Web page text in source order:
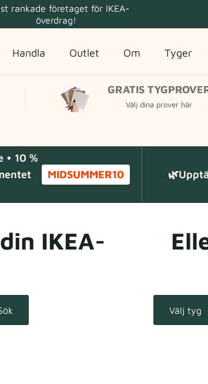
rankade företaget för IKEA-
överdrag!
Handla Outlet Om Tyger
GRATIS
Välj dina prover här
• 10 %
MIDSUMMER10
IKEA-
Välj tyg